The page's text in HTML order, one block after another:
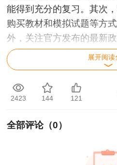
能得到充分的复习。其次
购买教材和模拟试题等方
外，关注官方发布的最新
必不可少的步骤。
科目：《建设工程造价管
价案例分析》。每个科目
考生需要根据自己的实际
展开阅读
2423 144 121
全部评论（0）